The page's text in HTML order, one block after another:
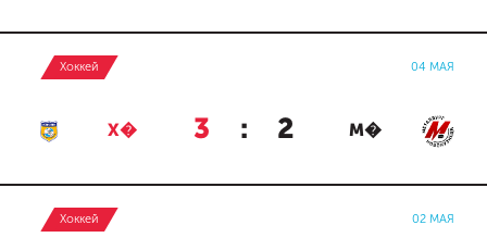
Хоккей 04 МАЯ
Х� 3 : 2 М�
Хоккей 02 МАЯ